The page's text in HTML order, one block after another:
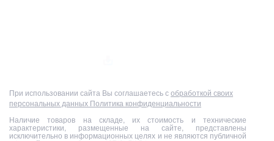
При использовании сайта Вы соглашаетесь собработкой своих
персональных данных Политика конфиденциальности
Наличие товаров на складе, их стоимость и технические
характеристики, размещенные на сайте, представлены
исключительно в информационных целях и не являются публичной